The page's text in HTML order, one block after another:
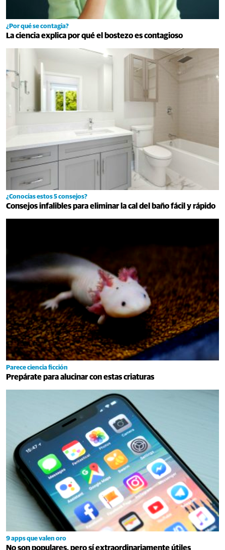
¿Por qué se contagia?
La ciencia explica por qué el bostezo es contagioso
¿Conocías estos 5 consejos?
Consejos infalibles para eliminar la cal del baño fácil y rápido
Parece ciencia ficción
Prepárate para alucinar con estas criaturas
9 apps que valen oro
No son populares, pero sí extraordinariamente útiles